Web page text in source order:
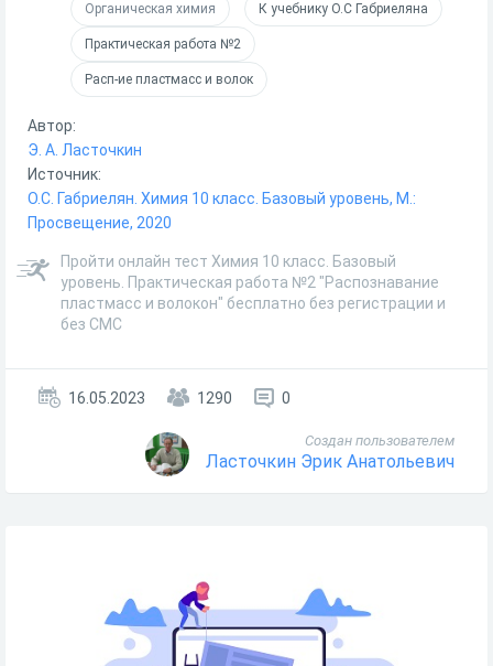
Органическая химия К учебнику О.С Габриеляна
Практическая работа №2
Расп-ие пластмасс и волок
Автор:
Э. А. Ласточкин
Источник:
О.С. Габриелян. Химия 10 класс. Базовый уровень, М.:
Просвещение, 2020
Пройти онлайн тест Химия 10 класс. Базовый
уровень. Практическая работа №2 "Распознавание
пластмасс и волокон" бесплатно без регистрации и
без СМС
16.05.2023 1290 0
Создан пользователем
Ласточкин Эрик Анатольевич